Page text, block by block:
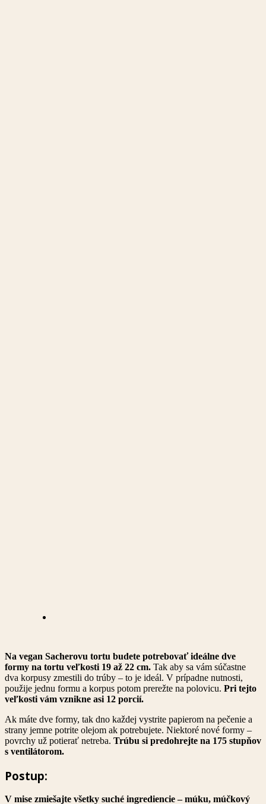
Na vegan Sacherovu tortu budete potrebovať ideálne dve
formy na tortu veľkosti 19 až 22 cm. Tak aby sa vám súčastne
dva korpusy zmestili do trúby – to je ideál. V prípadne nutnosti,
použije jednu formu a korpus potom prerežte na polovicu. Pri tejto
veľkosti vám vznikne asi 12 porcií.
Ak máte dve formy, tak dno každej vystrite papierom na pečenie a
strany jemne potrite olejom ak potrebujete. Niektoré nové formy –
povrchy už potierať netreba. Trúbu si predohrejte na 175 stupňov
s ventilátorom.
Postup:
V mise zmiešajte všetky suché ingrediencie – múku, múčkový